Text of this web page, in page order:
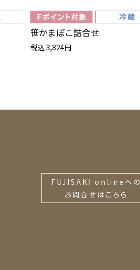
笹かまぼこ詰合せ
税込 3,824円
FUJISAKI onlineへの
お問合せはこちら